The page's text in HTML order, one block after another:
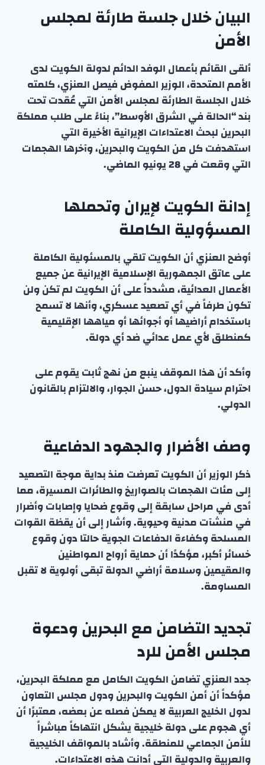
البيان خلال جلسة طارئة لمجلس
الأمن
ألقى القائم بأعمال الوفد الدائم لدولة الكويت لدى
الأمم المتحدة، الوزير المفوض فيصل العنزي، كلمته
خلال الجلسة الطارئة لمجلس الأمن التي عُقدت تحت
بند “الحالة في الشرق الأوسط”، بناءً على طلب مملكة
البحرين لبحث الاعتداءات الإيرانية الأخيرة التي
استهدفت كل من الكويت والبحرين، وآخرها الهجمات
التي وقعت في 28 يونيو الماضي.
إدانة الكويت لإيران وتحملها
المسؤولية الكاملة
أوضح العنزي أن الكويت تلقي بالمسئولية الكاملة
على عاتق الجمهورية الإسلامية الإيرانية عن جميع
الأعمال العدائية، مشدداً على أن الكويت لم تكن ولن
تكون طرفاً في أي تصعيد عسكري، وأنها لا تسمح
باستخدام أراضيها أو أجوائها أو مياهها الإقليمية
كمنطلق لأي عمل عدائي ضد أي دولة.
وأكد أن هذا الموقف ينبع من نهج ثابت يقوم على
احترام سيادة الدول، حسن الجوار، والالتزام بالقانون
الدولي.
وصف الأضرار والجهود الدفاعية
ذكر الوزير أن الكويت تعرضت منذ بداية موجة التصعيد
إلى مئات الهجمات بالصواريخ والطائرات المسيرة، مما
أدى في مراحل سابقة إلى وقوع ضحايا وإصابات وأضرار
في منشآت مدنية وحيوية. وأشار إلى أن يقظة القوات
المسلحة وكفاءة الدفاعات الجوية حالتا دون وقوع
خسائر أكبر، مؤكدًا أن حماية أرواح المواطنين
والمقيمين وسلامة أراضي الدولة تبقى أولوية لا تقبل
المساومة.
تجديد التضامن مع البحرين ودعوة
مجلس الأمن للرد
جدد العنزي تضامن الكويت الكامل مع مملكة البحرين،
مؤكداً أن أمن الكويت والبحرين ودول مجلس التعاون
لدول الخليج العربية لا يمكن فصله عن بعضه، معتبرًا أن
أي هجوم على دولة خليجية يشكل انتهاكاً مباشراً
للأمن الجماعي للمنطقة. وأشاد بالمواقف الخليجية
والعربية والدولية التي أدانت هذه الاعتداءات.